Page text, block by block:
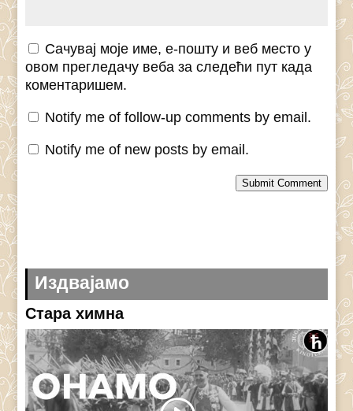
Сачувај моје име, е-пошту и веб место у
овом прегледачу веба за следећи пут када
коментаришем.
Notify me of follow-up comments by email.
Notify me of new posts by email.
Submit Comment
Издвајамо
Стара химна